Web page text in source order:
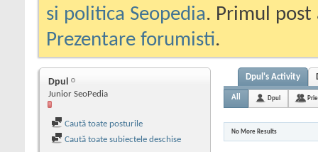
si politica Seopedia. Primul
Prezentare forumisti.
Dpul
Junior SeoPedia
Caută toate posturile
Caută toate subiectele deschise
Dpul's Activity
All Dpul
No More Results